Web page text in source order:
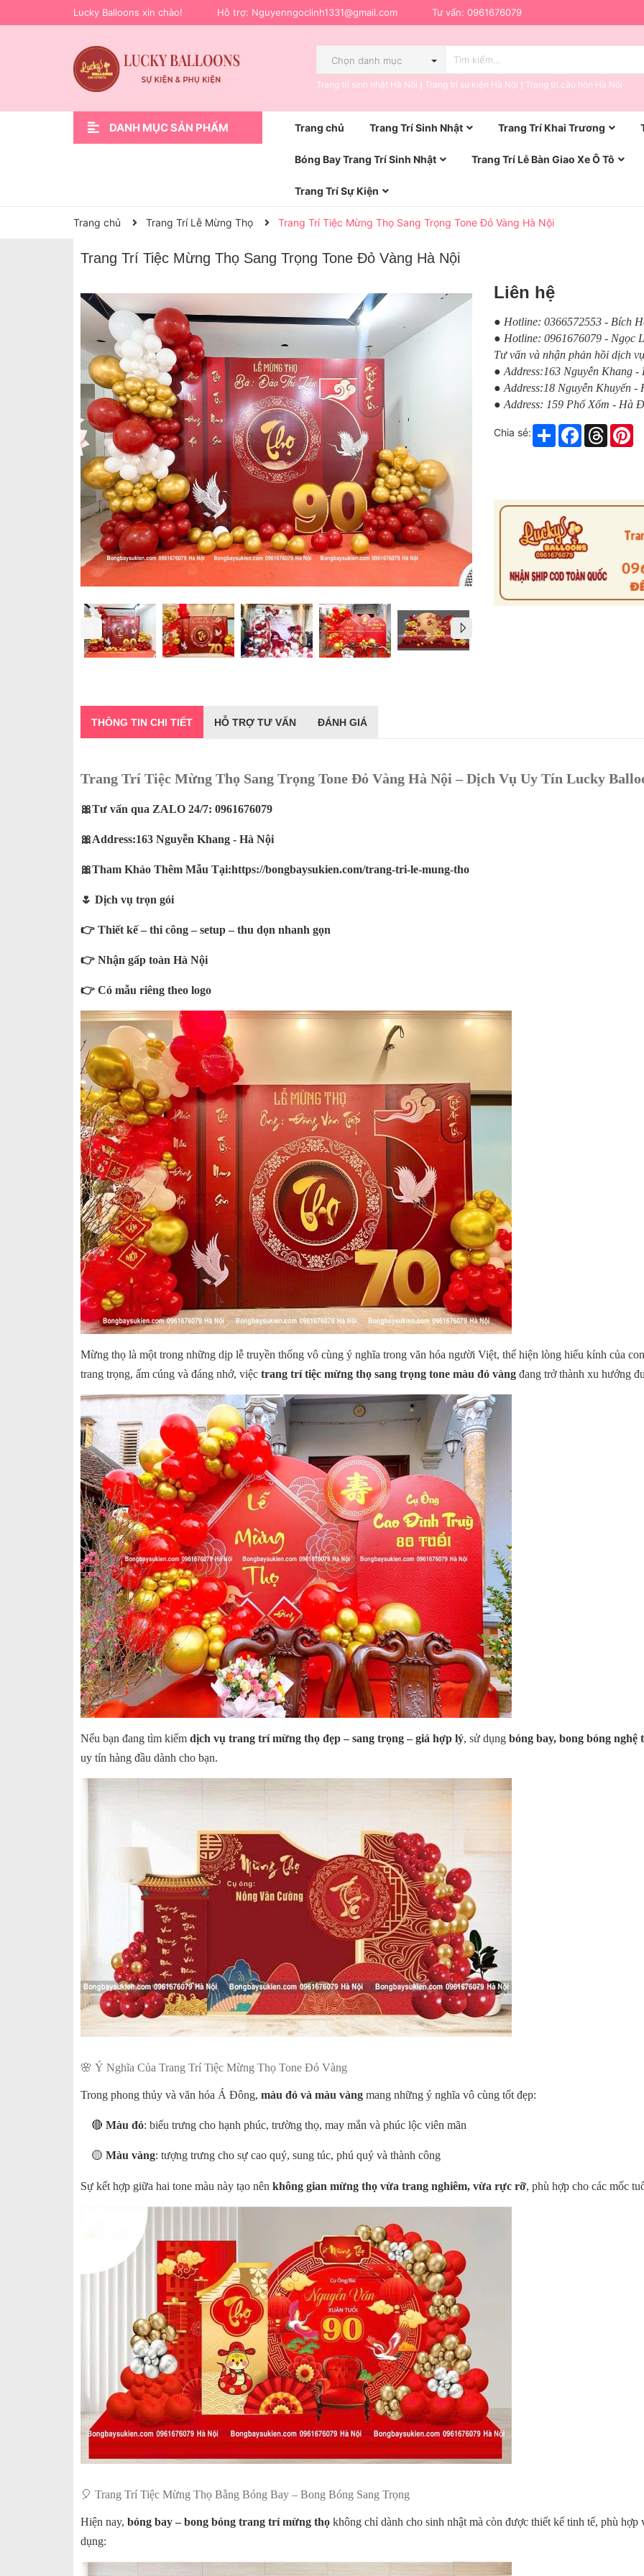
Lucky Balloons xin chào! Hỗ trợ: Nguyenngoclinh1331@gmail.com Tư vấn: 0961676079
Chọn danh mục
Trang trí sinh nhật Hà Nội Trang trí sự kiện Hà Nội Trang trí cầu hôn Hà Nội
DANH MỤC SẢN PHẨM Trang chủ Trang Trí Sinh Nhật Trang Trí Khai Trương
Bóng Bay Trang Trí Sinh Nhật Trang Trí Lễ Bàn Giao Xe Ô Tô
Trang Trí Sự Kiện
Trang chủ Trang Trí Lễ Mừng Thọ Trang Trí Tiệc Mừng Thọ Sang Trọng Tone Đỏ Vàng Hà Nội
Trang Trí Tiệc Mừng Thọ Sang Trọng Tone Đỏ Vàng Hà Nội
Liên hệ
● Hotline: 0366572553 - Bích
● Hotline: 0961676079 - Ngọc
Tư vấn và nhận phản hồi dịch
● Address:163 Nguyễn Khang -
● Address:18 Nguyễn Khuyến -
● Address: 159 Phố Xốm - Hà
Chia sẻ: Share Facebook
Threads
THÔNG TIN CHI TIẾT HỖ TRỢ TƯ VẤN ĐÁNH GIÁ
Trang Trí Tiệc Mừng Thọ Sang Trọng Tone Đỏ Vàng Hà Nội – Dịch Vụ Uy Tín Lucky
🎀Tư vấn qua ZALO 24/7: 0961676079
🎀Address:163 Nguyễn Khang - Hà Nội
🎀Tham Khảo Thêm Mẫu Tại:https://bongbaysukien.com/trang-tri-le-mung-tho
🌷 Dịch vụ trọn gói
👉 Thiết kế – thi công – setup – thu dọn nhanh gọn
👉 Nhận gấp toàn Hà Nội
👉 Có mẫu riêng theo logo
Mừng thọ là một trong những dịp lễ truyền thống vô cùng ý nghĩa trong văn hóa người Việt, thể hiện lòng hiếu kính của
trang trọng, ấm cúng và đáng nhớ, việc trang trí tiệc mừng thọ sang trọng tone màu đỏ vàng đang trở thành xu hướng
Nếu bạn đang tìm kiếm dịch vụ trang trí mừng thọ đẹp – sang trọng – giá hợp lý, sử dụng bóng bay, bong bóng nghệ
uy tín hàng đầu dành cho bạn.
🌸 Ý Nghĩa Của Trang Trí Tiệc Mừng Thọ Tone Đỏ Vàng
Trong phong thủy và văn hóa Á Đông, màu đỏ và màu vàng mang những ý nghĩa vô cùng tốt đẹp:
🔴 Màu đỏ: biểu trưng cho hạnh phúc, trường thọ, may mắn và phúc lộc viên mãn
🟡 Màu vàng: tượng trưng cho sự cao quý, sung túc, phú quý và thành công
Sự kết hợp giữa hai tone màu này tạo nên không gian mừng thọ vừa trang nghiêm, vừa rực rỡ, phù hợp cho các mốc
🎈 Trang Trí Tiệc Mừng Thọ Bằng Bóng Bay – Bong Bóng Sang Trọng
Hiện nay, bóng bay – bong bóng trang trí mừng thọ không chỉ dành cho sinh nhật mà còn được thiết kế tinh tế, phù
dụng: